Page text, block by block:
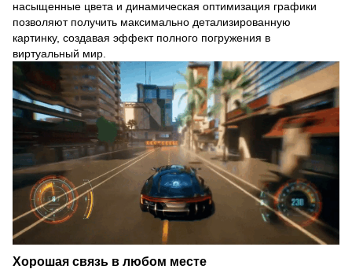
насыщенные цвета и динамическая оптимизация графики
позволяют получить максимально детализированную
картинку, создавая эффект полного погружения в
виртуальный мир.
Хорошая связь в любом месте